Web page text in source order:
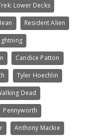
Lower Decks
Resident Alien
Candice Patton
Tyler Hoechlin
Dead
Pennyworth
Anthony Mackie